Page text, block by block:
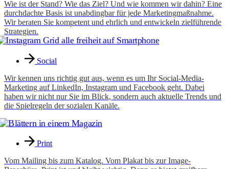
Wie ist der Stand? Wie das Ziel? Und wie kommen wir dahin? Eine
durchdachte Basis ist unabdingbar für jede Marketingmaßnahme.
Wir beraten Sie kompetent und ehrlich und entwickeln zielführende
Strategien.
Social
Wir kennen uns richtig gut aus, wenn es um Ihr Social-Media-
Marketing auf LinkedIn, Instagram und Facebook geht. Dabei
haben wir nicht nur Sie im Blick, sondern auch aktuelle Trends und
die Spielregeln der sozialen Kanäle.
Print
Vom Mailing bis zum Katalog. Vom Plakat bis zur Image-